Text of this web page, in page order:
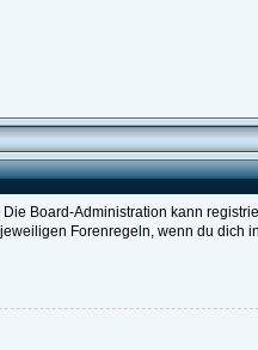
Board-Administration kann
Forenregeln, wenn du dich